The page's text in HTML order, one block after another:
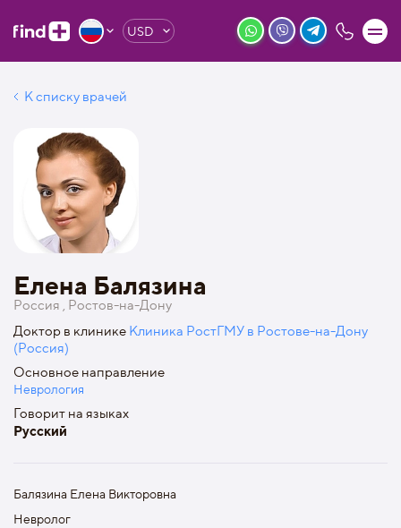
USD
К списку врачей
Елена Балязина
Россия , Ростов-на-Дону
Доктор в клинике Клиника РостГМУ в Ростове-на-Дону
(Россия)
Основное направление
Неврология
Говорит на языках
Русский
Балязина Елена Викторовна
Невролог